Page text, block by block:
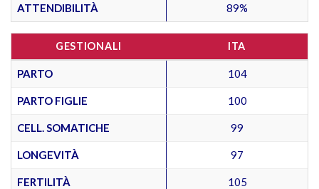
ATTENDIBILITÀ 89%
GESTIONALI ITA
PARTO 104
PARTO FIGLIE 100
CELL. SOMATICHE 99
LONGEVITÀ 97
FERTILITÀ 105